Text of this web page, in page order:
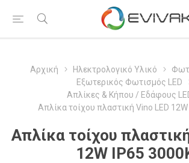
Αρχική Ηλεκτρολογικό Υλικό
Εξωτερικός Φωτισμός LED
Απλίκες & Κήπου / Εδάφους
Απλίκα τοίχου πλαστική Vino LED
Απλίκα τοίχου
12W IP65